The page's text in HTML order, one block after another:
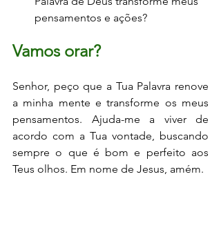
pensamentos e ações?
Vamos orar?
Senhor, peço que a Tua Palavra renove
a minha mente e transforme os meus
pensamentos. Ajuda-me a viver de
acordo com a Tua vontade, buscando
sempre o que é bom e perfeito aos
Teus olhos. Em nome de Jesus, amém.